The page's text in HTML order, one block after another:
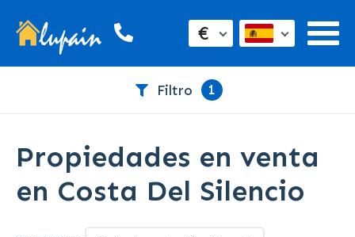
€
Filtro 1
Propiedades en venta
en Costa Del Silencio